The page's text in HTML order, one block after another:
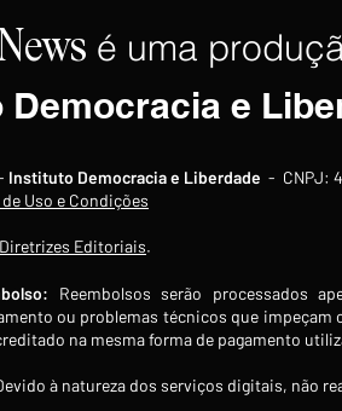
para 14%
Indústria
é uma
e
Instituto Democracia e Liberdade - CNPJ:
Uso e Condições
Diretrizes Editoriais.
Reembolsos serão processados
ou problemas técnicos que impeçam
na mesma forma de pagamento
à natureza dos serviços digitais, não